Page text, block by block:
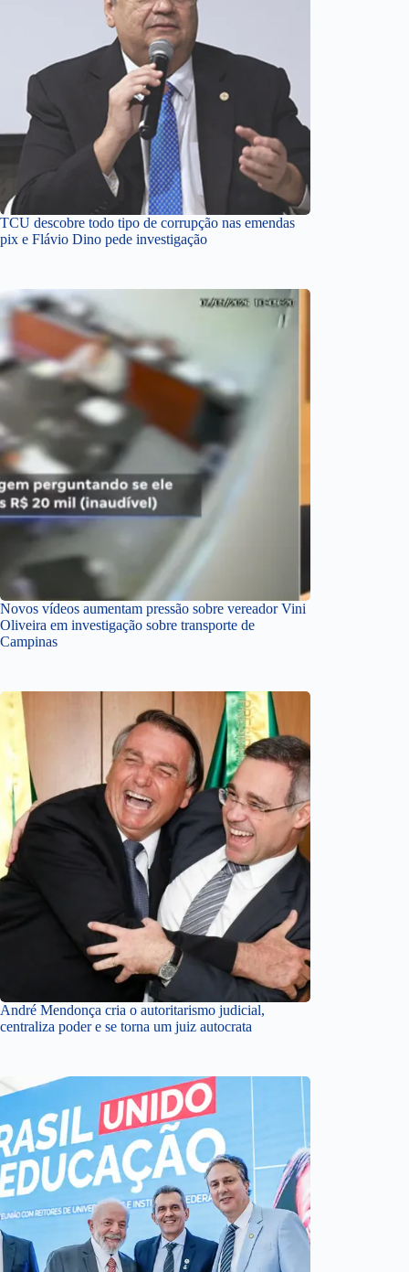
TCU descobre todo tipo de corrupção nas emendas
pix e Flávio Dino pede investigação
Novos vídeos aumentam pressão sobre vereador Vini
Oliveira em investigação sobre transporte de
Campinas
André Mendonça cria o autoritarismo judicial,
centraliza poder e se torna um juiz autocrata